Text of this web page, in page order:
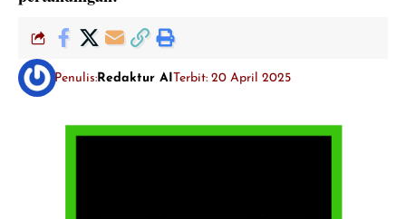
Penulis: Redaktur AITerbit: 20 April 2025